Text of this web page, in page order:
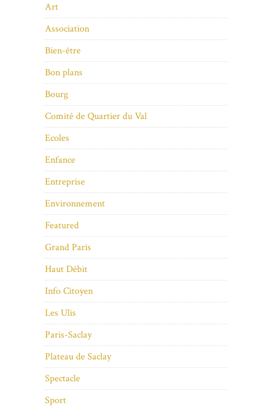
Art
Association
Bien-être
Bon plans
Bourg
Comité de Quartier du Val
Ecoles
Enfance
Entreprise
Environnement
Featured
Grand Paris
Haut Débit
Info Citoyen
Les Ulis
Paris-Saclay
Plateau de Saclay
Spectacle
Sport